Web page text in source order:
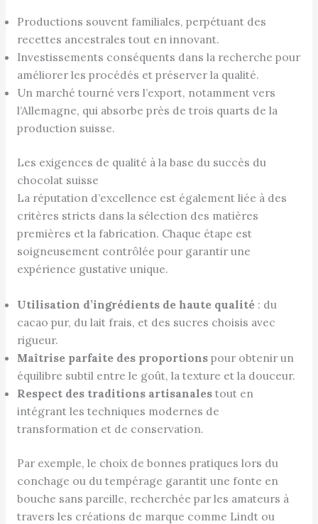
Productions souvent familiales, perpétuant des
recettes ancestrales tout en innovant.
Investissements conséquents dans la recherche pour
améliorer les procédés et préserver la qualité.
Un marché tourné vers l’export, notamment vers
l’Allemagne, qui absorbe près de trois quarts de la
production suisse.
Les exigences de qualité à la base du succès du
chocolat suisse
La réputation d’excellence est également liée à des
critères stricts dans la sélection des matières
premières et la fabrication. Chaque étape est
soigneusement contrôlée pour garantir une
expérience gustative unique.
Utilisation d’ingrédients de haute qualité: du
cacao pur, du lait frais, et des sucres choisis avec
rigueur.
Maîtrise parfaite des proportionspour obtenir un
équilibre subtil entre le goût, la texture et la douceur.
Respect des traditions artisanalestout en
intégrant les techniques modernes de
transformation et de conservation.
Par exemple, le choix de bonnes pratiques lors du
conchage ou du tempérage garantit une fonte en
bouche sans pareille, recherchée par les amateurs à
travers les créations de marque comme Lindt ou